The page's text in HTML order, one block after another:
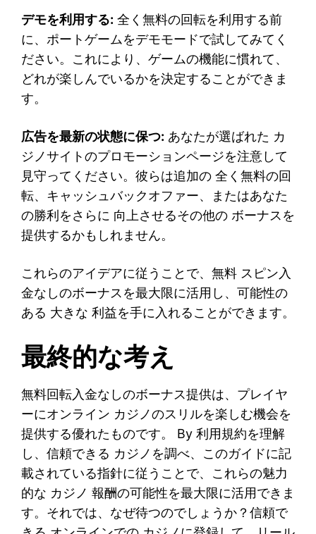
デモを利用する: 全く無料の回転を利用する前
に、ポートゲームをデモモードで試してみてく
ださい。これにより、ゲームの機能に慣れて、
どれが楽しんでいるかを決定することができま
す。
広告を最新の状態に保つ: あなたが選ばれた カ
ジノサイトのプロモーションページを注意して
見守ってください。彼らは追加の 全く無料の回
転、キャッシュバックオファー、またはあなた
の勝利をさらに 向上させるその他の ボーナスを
提供するかもしれません。
これらのアイデアに従うことで、無料 スピン入
金なしのボーナスを最大限に活用し、可能性の
ある 大きな 利益を手に入れることができます。
最終的な考え
無料回転入金なしのボーナス提供は、プレイヤ
ーにオンライン カジノのスリルを楽しむ機会を
提供する優れたものです。 By 利用規約を理解
し、信頼できる カジノを調べ、このガイドに記
載されている指針に従うことで、これらの魅力
的な カジノ 報酬の可能性を最大限に活用できま
す。それでは、なぜ待つのでしょうか？信頼で